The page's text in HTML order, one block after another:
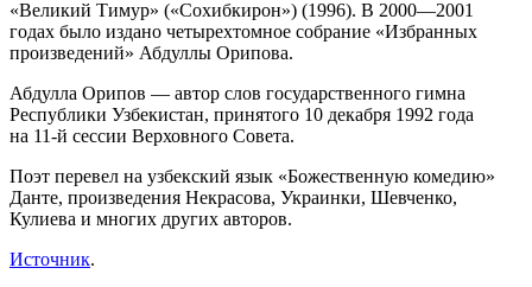
«Великий Тимур» («Сохибкирон») (1996). В 2000—2001
годах было издано четырехтомное собрание «Избранных
произведений» Абдуллы Орипова.
Абдулла Орипов — автор слов государственного гимна
Республики Узбекистан, принятого 10 декабря 1992 года
на 11-й сессии Верховного Совета.
Поэт перевел на узбекский язык «Божественную комедию»
Данте, произведения Некрасова, Украинки, Шевченко,
Кулиева и многих других авторов.
Источник.